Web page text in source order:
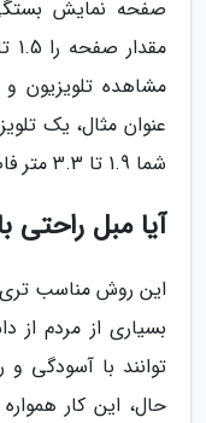
صفحه نمایش
مشاهده تلویزیون
شما 1.9 تا 3.3 متر فاصله داشته باشد.
آیا مبل راحتی
این روش مناسب تری
بسیاری از مردم
توانند با آسودگی و
حال، این کار